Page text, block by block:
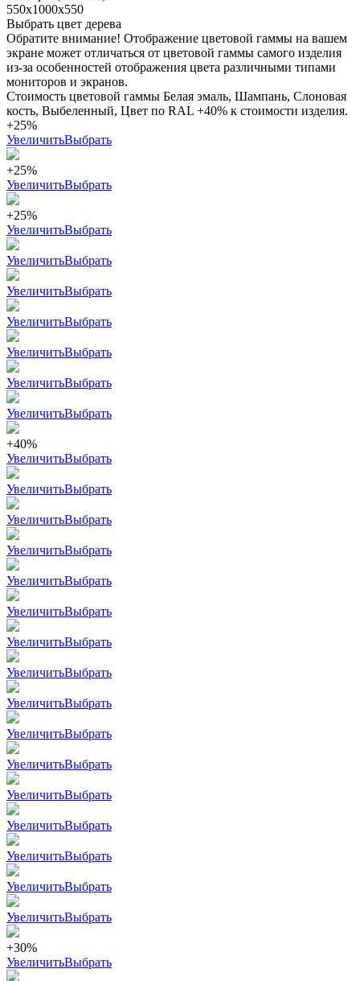
550x1000x550
Выбрать цвет дерева
Обратите внимание! Отображение цветовой гаммы на вашем
экране может отличаться от цветовой гаммы самого изделия
из-за особенностей отображения цвета различными типами
мониторов и экранов.
Стоимость цветовой гаммы Белая эмаль, Шампань, Слоновая
кость, Выбеленный, Цвет по RAL +40% к стоимости изделия.
+25%
УвеличитьВыбрать
+25%
УвеличитьВыбрать
+25%
УвеличитьВыбрать
УвеличитьВыбрать
УвеличитьВыбрать
УвеличитьВыбрать
УвеличитьВыбрать
УвеличитьВыбрать
УвеличитьВыбрать
+40%
УвеличитьВыбрать
УвеличитьВыбрать
УвеличитьВыбрать
УвеличитьВыбрать
УвеличитьВыбрать
УвеличитьВыбрать
УвеличитьВыбрать
УвеличитьВыбрать
УвеличитьВыбрать
УвеличитьВыбрать
УвеличитьВыбрать
УвеличитьВыбрать
УвеличитьВыбрать
УвеличитьВыбрать
УвеличитьВыбрать
УвеличитьВыбрать
+30%
УвеличитьВыбрать